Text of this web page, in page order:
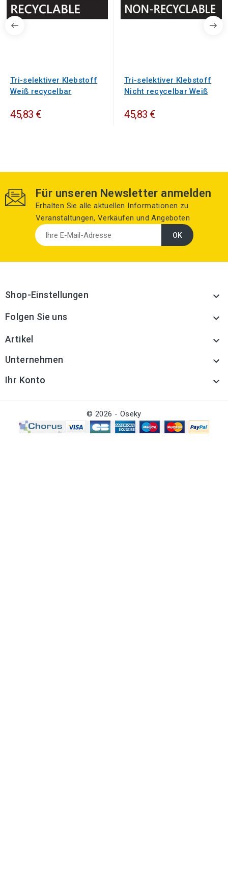
Tri-selektiver Klebstoff
Weiß recycelbar
45,83 €
Tri-selektiver Klebstoff
Nicht recycelbar Weiß
45,83 €
Für unseren Newsletter anmelden
Erhalten Sie alle aktuellen Informationen zu
Veranstaltungen, Verkäufen und Angeboten
Shop-Einstellungen 
Folgen Sie uns 
Artikel 
Unternehmen 
Ihr Konto 
© 2026 - Oseky